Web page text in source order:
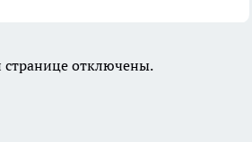
отключены.